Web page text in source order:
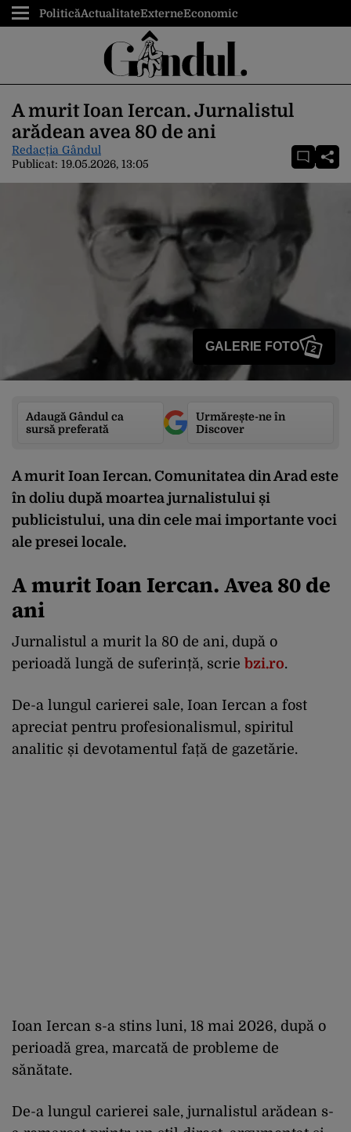
PoliticăActualitateExterneEconomic
A murit Ioan Iercan. Jurnalistul
arădean avea 80 de ani
Redacția Gândul
Publicat: 19.05.2026, 13:05
GALERIE FOTO 2
Adaugă Gândul ca
sursă preferată
Urmărește-ne în
Discover
A murit Ioan Iercan. Comunitatea din Arad este
în doliu după moartea jurnalistului și
publicistului, una din cele mai importante voci
ale presei locale.
A murit Ioan Iercan. Avea 80 de
ani
Jurnalistul a murit la 80 de ani, după o
perioadă lungă de suferință, scrie bzi.ro.
De-a lungul carierei sale, Ioan Iercan a fost
apreciat pentru profesionalismul, spiritul
analitic și devotamentul față de gazetărie.
Ioan Iercan s-a stins luni, 18 mai 2026, după o
perioadă grea, marcată de probleme de
sănătate.
De-a lungul carierei sale, jurnalistul arădean s-